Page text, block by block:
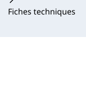
Fiches techniques